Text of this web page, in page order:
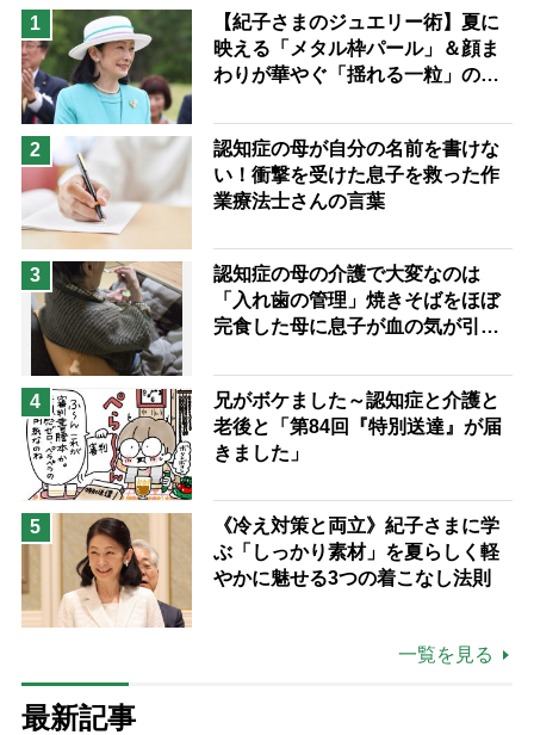
猫が母になつきません
息子の遠距離介護サバイバル術
兄がボケました
予防法
1
【紀子さまのジュエリー術】夏に
映える「メタル枠パール」＆顔ま
わりが華やぐ「揺れる一粒」の使
2
認知症の母が自分の名前を書けな
い！衝撃を受けた息子を救った作
業療法士さんの言葉
3
認知症の母の介護で大変なのは
「入れ歯の管理」焼きそばをほぼ
完食した母に息子が血の気が引い
4
兄がボケました～認知症と介護と
老後と「第84回『特別送達』が届
きました」
5
《冷え対策と両立》紀子さまに学
ぶ「しっかり素材」を夏らしく軽
やかに魅せる3つの着こなし法則
一覧を見る
最新記事